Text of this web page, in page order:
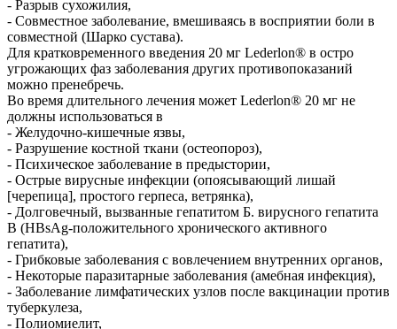
- Разрыв сухожилия,
- Совместное заболевание, вмешиваясь в восприятии боли в
совместной (Шарко сустава).
Для кратковременного введения 20 мг Lederlon® в остро
угрожающих фаз заболевания других противопоказаний
можно пренебречь.
Во время длительного лечения может Lederlon® 20 мг не
должны использоваться в
- Желудочно-кишечные язвы,
- Разрушение костной ткани (остеопороз),
- Психическое заболевание в предыстории,
- Острые вирусные инфекции (опоясывающий лишай
[черепица], простого герпеса, ветрянка),
- Долговечный, вызванные гепатитом Б. вирусного гепатита
В (HBsAg-положительного хронического активного
гепатита),
- Грибковые заболевания с вовлечением внутренних органов,
- Некоторые паразитарные заболевания (амебная инфекция),
- Заболевание лимфатических узлов после вакцинации против
туберкулеза,
- Полиомиелит,